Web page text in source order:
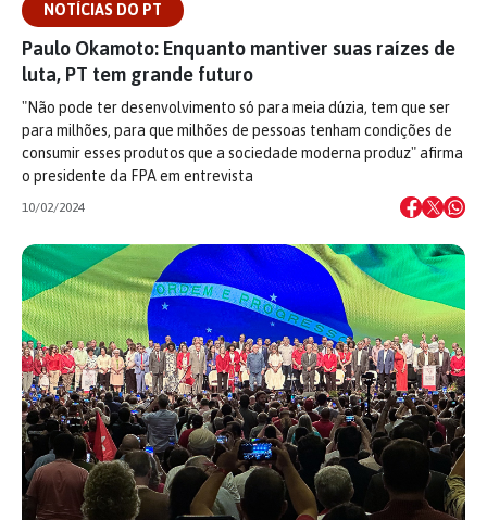
NOTÍCIAS DO PT
Paulo Okamoto: Enquanto mantiver suas raízes de
luta, PT tem grande futuro
"Não pode ter desenvolvimento só para meia dúzia, tem que ser
para milhões, para que milhões de pessoas tenham condições de
consumir esses produtos que a sociedade moderna produz" afirma
o presidente da FPA em entrevista
10/02/2024